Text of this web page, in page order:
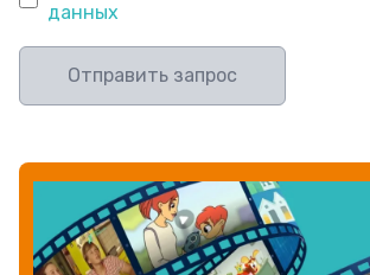
данных
Отправить запрос